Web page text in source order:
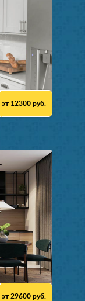
от 12300 руб.
от 29600 руб.